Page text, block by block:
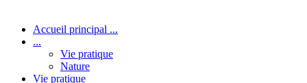
Accueil principal ...
...
Vie pratique
Nature
Vie pratique